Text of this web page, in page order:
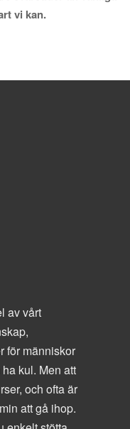
vi kan.
av vårt
för människor
kul. Men att
och ofta är
att gå ihop.